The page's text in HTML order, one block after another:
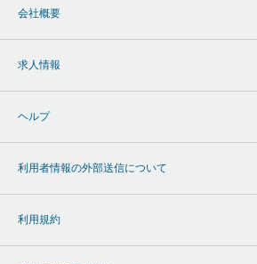
会社概要
求人情報
ヘルプ
利用者情報の外部送信について
利用規約